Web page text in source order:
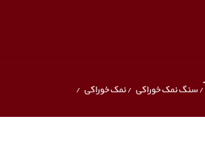
/سنگ نمک خوراکی /نمک خوراکی /